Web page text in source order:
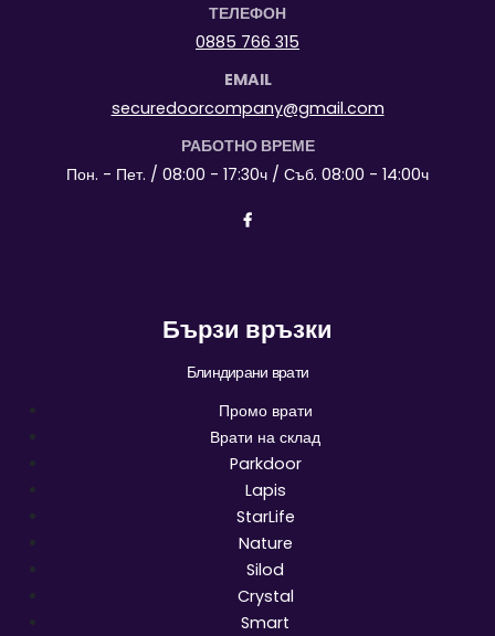
ТЕЛЕФОН
0885 766 315
EMAIL
securedoorcompany@gmail.com
РАБОТНО ВРЕМЕ
Пон. - Пет. / 08:00 - 17:30ч / Съб. 08:00 - 14:00ч
Бързи връзки
Блиндирани врати
Промо врати
Врати на склад
Parkdoor
Lapis
StarLife
Nature
Silod
Crystal
Smart